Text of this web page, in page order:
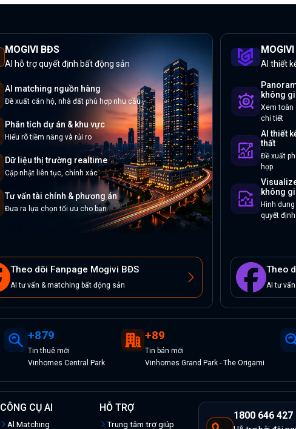
MOGIVI BĐS
AI hỗ trợ quyết định bất động sản
AI matching nguồn hàng
Đề xuất căn hộ, nhà đất phù hợp nhu cầu
Phân tích dự án & khu vực
Hiểu rõ tiềm năng và rủi ro
Dữ liệu thị trường realtime
Cập nhật liên tục, chính xác
Tư vấn tài chính & phương án
Đưa ra lựa chọn tối ưu cho bạn
Theo dõi Fanpage Mogivi BĐS
AI tư vấn & matching bất động sản
AI thiết
không
Xem toàn
chi tiết
AI thiết
thất
Đề xuất
hợp
không
Hình
quyết định
Theo
AI tư
+879
Tinthuê mới
Vinhomes Central Park
+89
Tin bán mới
Vinhomes Grand Park - The Origami
CÔNG CỤ AI
Al Matching
HỖ TRỢ
Trung tâm trợ giúp
1800 646 427